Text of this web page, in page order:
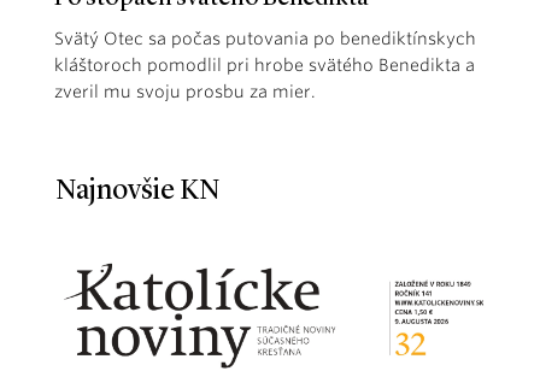
Svätý Otec sa počas putovania po benediktínskych
kláštoroch pomodlil pri hrobe svätého Benedikta a
zveril mu svoju prosbu za mier.
Najnovšie KN